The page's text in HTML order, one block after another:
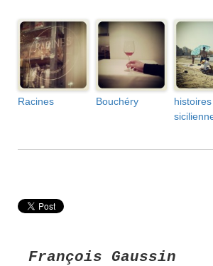
Racines Bouchéry
histoires
François Gaussin